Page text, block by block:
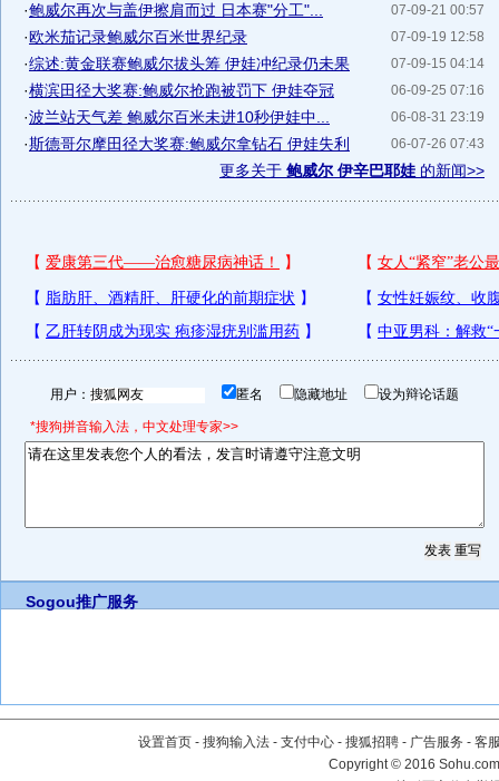
07-09-21 00:57
·鲍威尔再次与盖伊擦肩而过 日本赛"分工"...
07-09-19 12:58
·欧米茄记录鲍威尔百米世界纪录
07-09-15 04:14
·综述:黄金联赛鲍威尔拔头筹 伊娃冲纪录仍未果
06-09-25 07:16
·横滨田径大奖赛:鲍威尔抢跑被罚下 伊娃夺冠
06-08-31 23:19
·波兰站天气差 鲍威尔百米未进10秒伊娃中...
06-07-26 07:43
·斯德哥尔摩田径大奖赛:鲍威尔拿钻石 伊娃失利
更多关于 鲍威尔 伊辛巴耶娃 的新闻>>
用户： 匿名 隐藏地址 设为辩论话题
*搜狗拼音输入法，中文处理专家>>
Sogou推广服务
设置首页 - 搜狗输入法 - 支付中心 - 搜狐招聘 - 广告服务 - 客
Copyright©2016